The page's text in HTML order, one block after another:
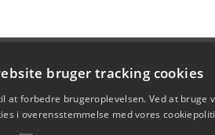
bruger tracking cookies
at forbedre brugeroplevelsen. Ved at bruge
i overensstemmelse med vores